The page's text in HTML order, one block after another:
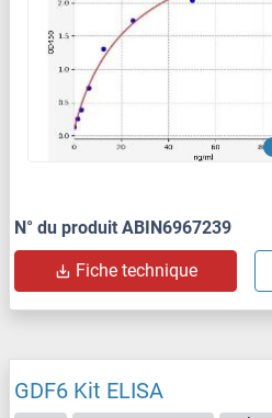
N° du produit ABIN6967239
Fiche technique
GDF6 Kit ELISA